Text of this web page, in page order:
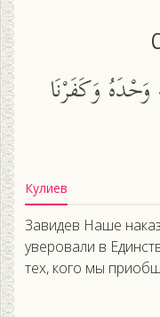
وَحْدَهُ وَكَفَرْنَا
Кулиев
Завидев Наше
уверовали в
тех, кого мы